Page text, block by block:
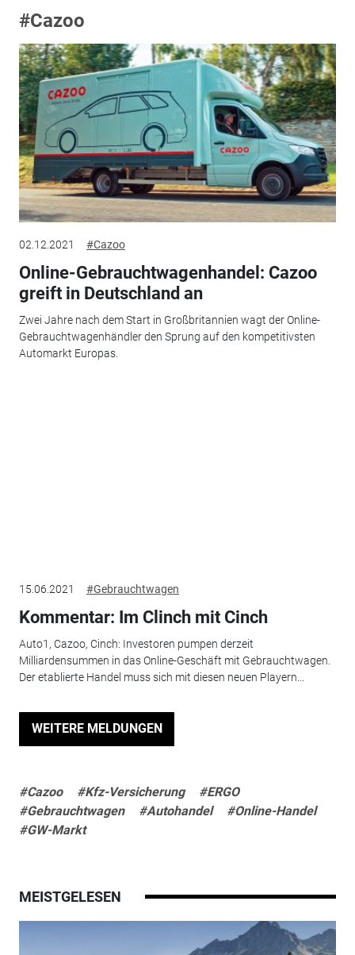
#Cazoo
02.12.2021 #Cazoo
Online-Gebrauchtwagenhandel: Cazoo
greift in Deutschland an
Zwei Jahre nach dem Start in Großbritannien wagt der Online-
Gebrauchtwagenhändler den Sprung auf den kompetitivsten
Automarkt Europas.
15.06.2021 #Gebrauchtwagen
Kommentar: Im Clinch mit Cinch
Auto1, Cazoo, Cinch: Investoren pumpen derzeit
Milliardensummen in das Online-Geschäft mit Gebrauchtwagen.
Der etablierte Handel muss sich mit diesen neuen Playern...
WEITERE MELDUNGEN
#Cazoo #Kfz-Versicherung
#ERGO
#Gebrauchtwagen
#Autohandel
#Online-Handel
#GW-Markt
MEISTGELESEN